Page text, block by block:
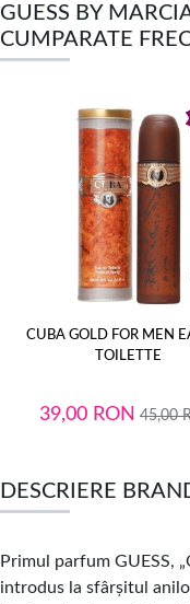
GUESS BY
CUMPARATE
CUBA GOLD FOR MEN
TOILETTE
39,00 RON 45,00
DESCRIERE
Primul parfum GUESS,
introdus la sfârșitul